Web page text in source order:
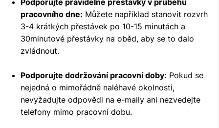
Podporujte pravidelné přestávky v průběhu
pracovního dne: Můžete například stanovit rozvrh
3-4 krátkých přestávek po 10-15 minutách a
30minutové přestávky na oběd, aby se to dalo
zvládnout.
Podporujte dodržování pracovní doby: Pokud se
nejedná o mimořádně naléhavé okolnosti,
nevyžadujte odpovědi na e-maily ani nezvedejte
telefony mimo pracovní dobu.